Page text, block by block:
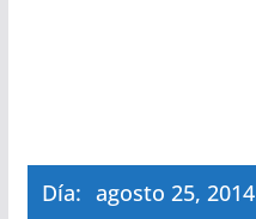
Día: agosto 25, 2014